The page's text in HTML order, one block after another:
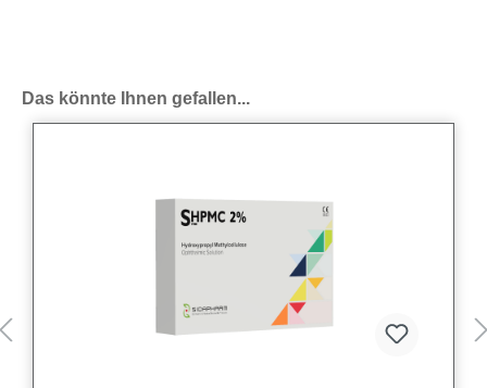
Produktgalerie überspringen
Das könnte Ihnen gefallen...